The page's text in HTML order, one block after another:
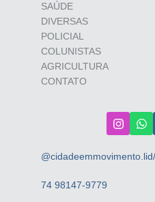
SAÚDE
DIVERSAS
POLICIAL
COLUNISTAS
AGRICULTURA
CONTATO
@cidadeemmovimento.lid/
74 98147-9779